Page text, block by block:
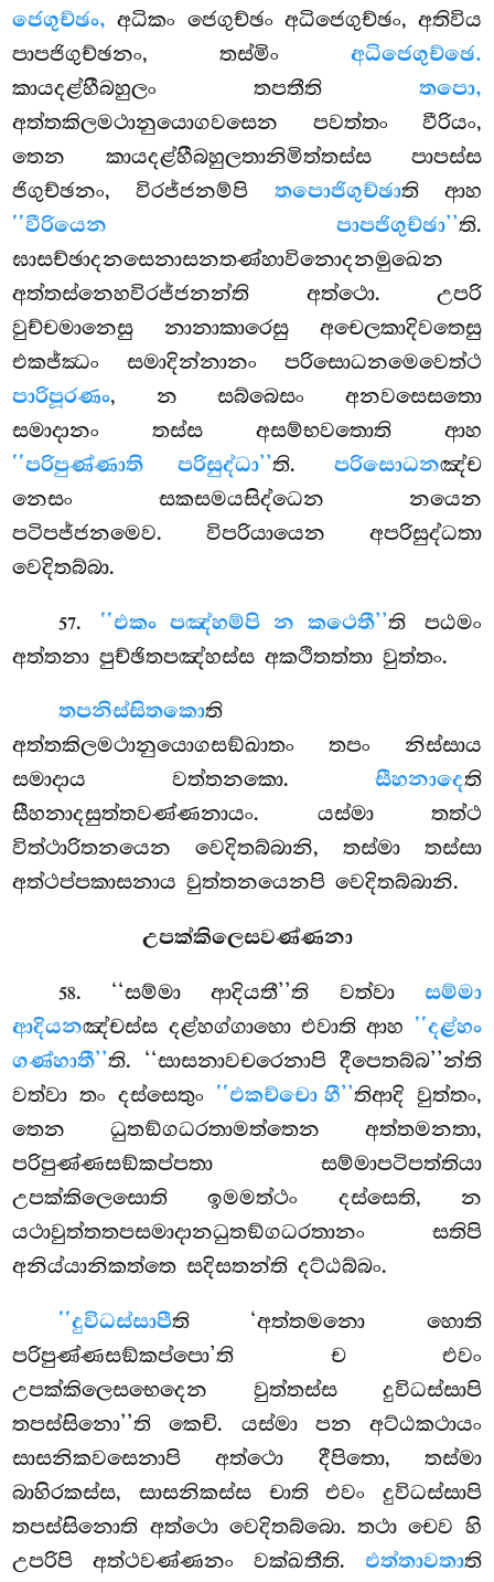
ජෙගුච්ඡං, අධිකං ජෙගුච්ඡං අධිජෙගුච්ඡං, අතිවිය
පාපජිගුච්ඡනං, තස්මිං අධිජෙගුච්ඡෙ.
කායදළ්හීබහුලං තපතීති තපො,
අත්තකිලමථානුයොගවසෙන පවත්තං වීරියං,
තෙන කායදළ්හීබහුලතානිමිත්තස්ස පාපස්ස
ජිගුච්ඡනං, විරජ්ජනම්පි තපොජිගුච්ඡාති ආහ
‘‘වීරියෙන පාපජිගුච්ඡා’’ති.
ඝාසච්ඡාදනසෙනාසනතණ්හාවිනොදනමුඛෙන
අත්තස්නෙහවිරජ්ජනන්ති අත්ථො. උපරි
වුච්චමානෙසු නානාකාරෙසු අචෙලකාදිවතෙසු
එකජ්ඣං සමාදින්නානං පරිසොධනමෙවෙත්ථ
පාරිපූරණං, න සබ්බෙසං අනවසෙසතො
සමාදානං තස්ස අසම්භවතොති ආහ
‘‘පරිපුණ්ණාති පරිසුද්ධා’’ති. පරිසොධනඤ්ච
නෙසං සකසමයසිද්ධෙන නයෙන
පටිපජ්ජනමෙව. විපරියායෙන අපරිසුද්ධතා
වෙදිතබ්බා.
57. ‘‘එකං පඤ්හම්පි න කථෙතී’’ති පඨමං
අත්තනා පුච්ඡිතපඤ්හස්ස අකථිතත්තා වුත්තං.
තපනිස්සිතකොති
අත්තකිලමථානුයොගසඞ්ඛාතං තපං නිස්සාය
සමාදාය වත්තනකො. සීහනාදෙති
සීහනාදසුත්තවණ්ණනායං. යස්මා තත්ථ
විත්ථාරිතනයෙන වෙදිතබ්බානි, තස්මා තස්සා
අත්ථප්පකාසනාය වුත්තනයෙනපි වෙදිතබ්බානි.
උපක්කිලෙසවණ්ණනා
58. ‘‘සම්මා ආදියතී’’ති වත්වා සම්මා
ආදියනඤ්චස්ස දළ්හග්ගාහො එවාති ආහ ‘‘දළ්හං
ගණ්හාතී’’ති. ‘‘සාසනාවචරෙනාපි දීපෙතබ්බ’’න්ති
වත්වාතං දස්සෙතුං ‘‘එකච්චො හී’’තිආදි වුත්තං,
තෙන ධුතඞ්ගධරතාමත්තෙන අත්තමනතා,
පරිපුණ්ණසඞ්කප්පතා සම්මාපටිපත්තියා
උපක්කිලෙසොති ඉමමත්ථං දස්සෙති, න
යථාවුත්තතපසමාදානධුතඞ්ගධරතානං සතිපි
අනිය්යානිකත්තෙ සදිසතන්ති දට්ඨබ්බං.
‘‘දුවිධස්සාපීති ‘අත්තමනො හොති
පරිපුණ්ණසඞ්කප්පො’ති ච එවං
උපක්කිලෙසභෙදෙන වුත්තස්ස දුවිධස්සාපි
තපස්සිනො’’ති කෙචි. යස්මා පන අට්ඨකථායං
සාසනිකවසෙනාපි අත්ථො දීපිතො, තස්මා
බාහිරකස්ස, සාසනිකස්ස චාති එවං දුවිධස්සාපි
තපස්සිනොති අත්ථො වෙදිතබ්බො. තථා චෙව හි
උපරිපි අත්ථවණ්ණනං වක්ඛතීති. එත්තාවතාති